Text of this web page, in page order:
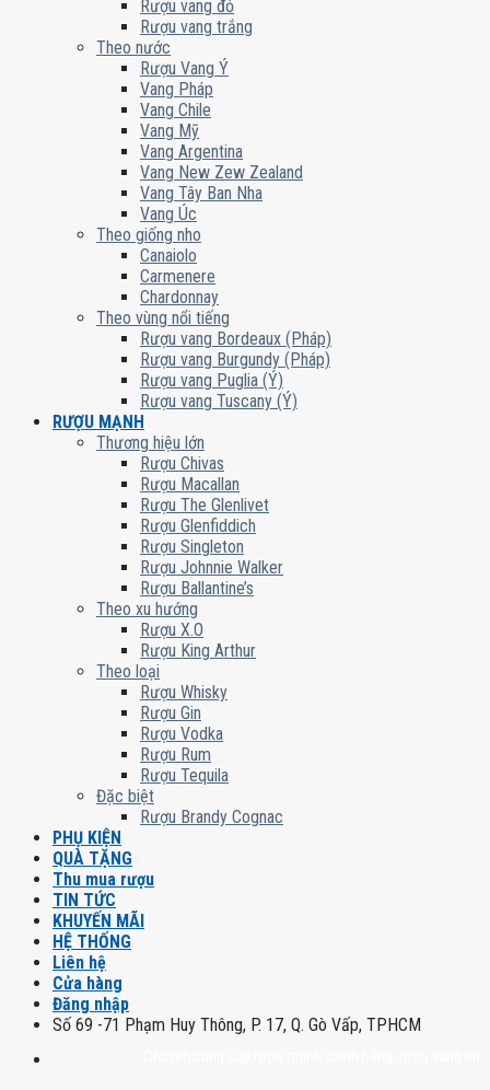
Rượu vang đỏ
Rượu vang trắng
Theo nước
Rượu Vang Ý
Vang Pháp
Vang Chile
Vang Mỹ
Vang Argentina
Vang New Zew Zealand
Vang Tây Ban Nha
Vang Úc
Theo giống nho
Canaiolo
Carmenere
Chardonnay
Theo vùng nổi tiếng
Rượu vang Bordeaux (Pháp)
Rượu vang Burgundy (Pháp)
Rượu vang Puglia (Ý)
Rượu vang Tuscany (Ý)
RƯỢU MẠNH
Thương hiệu lớn
Rượu Chivas
Rượu Macallan
Rượu The Glenlivet
Rượu Glenfiddich
Rượu Singleton
Rượu Johnnie Walker
Rượu Ballantine’s
Theo xu hướng
Rượu X.O
Rượu King Arthur
Theo loại
Rượu Whisky
Rượu Gin
Rượu Vodka
Rượu Rum
Rượu Tequila
Đặc biệt
Rượu Brandy Cognac
PHỤ KIỆN
QUÀ TẶNG
Thu mua rượu
TIN TỨC
KHUYẾN MÃI
HỆ THỐNG
Liên hệ
Cửa hàng
Đăng nhập
Số 69 -71 Phạm Huy Thông, P. 17, Q. Gò Vấp, TPHCM